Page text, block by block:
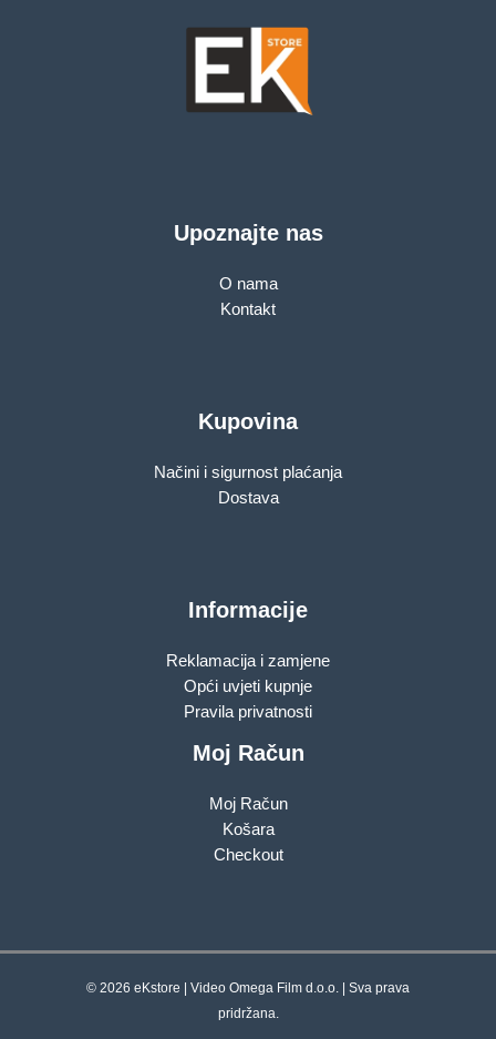
Upoznajte nas
O nama
Kontakt
Kupovina
Načini i sigurnost plaćanja
Dostava
Informacije
Reklamacija i zamjene
Opći uvjeti kupnje
Pravila privatnosti
Moj Račun
Moj Račun
Košara
Checkout
© 2026 eKstore | Video Omega Film d.o.o. | Sva prava
pridržana.